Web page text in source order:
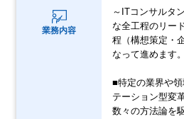
業務内容
～ITコンサルタ
な全工程のリー
程（構想策定・
なって進めます
■特定の業界や
テーション型変
数々の方法論を